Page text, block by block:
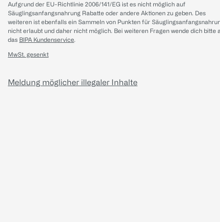
Aufgrund der EU-Richtlinie 2006/141/EG ist es nicht möglich auf
Säuglingsanfangsnahrung Rabatte oder andere Aktionen zu geben. Des
weiteren ist ebenfalls ein Sammeln von Punkten für
nicht erlaubt und daher nicht möglich. Bei weiteren Fragen wende dich bitte
das BIPA Kundenservice.
MwSt. gesenkt
Meldung möglicher illegaler Inhalte